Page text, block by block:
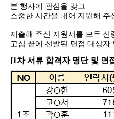
본 행사에 관심을 갖고
소중한 시간을 내어 지원해
제출해 주신 지원서를 모두 신
고심 끝에 선발된 면접 대상
[1차 서류 합격자 명단 및 면